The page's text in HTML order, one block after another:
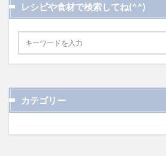
レシピや食材で検索してね(^^)
カテゴリー